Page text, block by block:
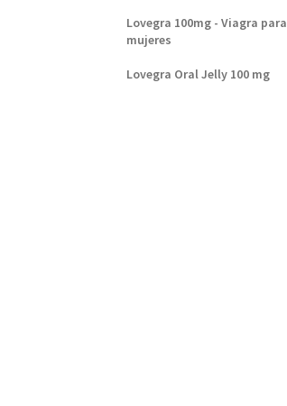
Lovegra 100mg - Viagra para
mujeres
Lovegra Oral Jelly 100 mg